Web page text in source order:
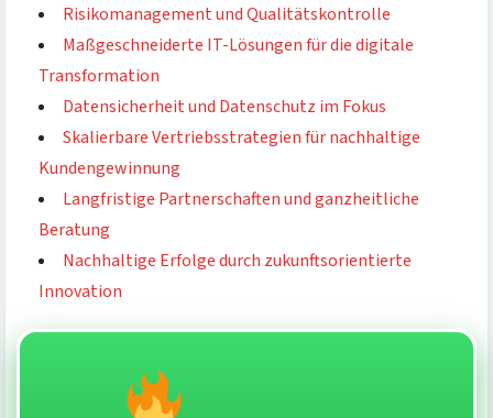
Risikomanagement und Qualitätskontrolle
Maßgeschneiderte IT-Lösungen für die digitale
Transformation
Datensicherheit und Datenschutz im Fokus
Skalierbare Vertriebsstrategien für nachhaltige
Kundengewinnung
Langfristige Partnerschaften und ganzheitliche
Beratung
Nachhaltige Erfolge durch zukunftsorientierte
Innovation